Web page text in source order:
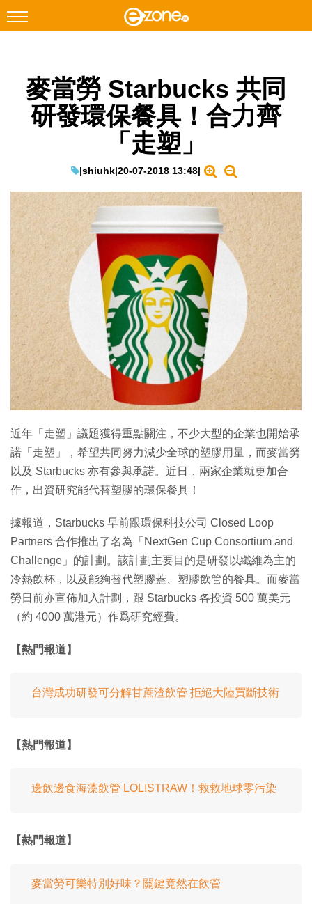
Facebook Instagram
科技焦點
教學評測
EduTech
IT Times
生成式AI與雲端應用
Enterprise Digital Transformation
特集
麥當勞 Starbucks 共同
研發環保餐具！合力齊
「走塑」
|shiuhk|20-07-2018 13:48|
近年「走塑」議題獲得重點關注，不少大型的企業也開始承
諾「走塑」，希望共同努力減少全球的塑膠用量，而麥當勞
以及 Starbucks 亦有參與承諾。近日，兩家企業就更加合
作，出資研究能代替塑膠的環保餐具！
據報道，Starbucks 早前跟環保科技公司 Closed Loop
Partners 合作推出了名為「NextGen Cup Consortium and
Challenge」的計劃。該計劃主要目的是研發以纖維為主的
冷熱飲杯，以及能夠替代塑膠蓋、塑膠飲管的餐具。而麥當
勞日前亦宣佈加入計劃，跟 Starbucks 各投資 500 萬美元
（約 4000 萬港元）作爲研究經費。
【熱門報道】
台灣成功研發可分解甘蔗渣飲管 拒絕大陸買斷技術
【熱門報道】
邊飲邊食海藻飲管 LOLISTRAW！救救地球零污染
【熱門報道】
麥當勞可樂特別好味？關鍵竟然在飲管